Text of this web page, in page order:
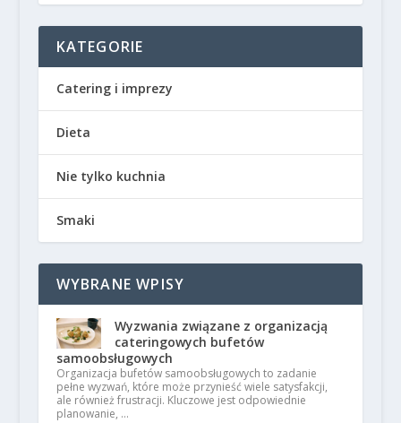
KATEGORIE
Catering i imprezy
Dieta
Nie tylko kuchnia
Smaki
WYBRANE WPISY
Wyzwania związane z organizacją
cateringowych bufetów
samoobsługowych
Organizacja bufetów samoobsługowych to zadanie
pełne wyzwań, które może przynieść wiele satysfakcji,
ale również frustracji. Kluczowe jest odpowiednie
planowanie, …